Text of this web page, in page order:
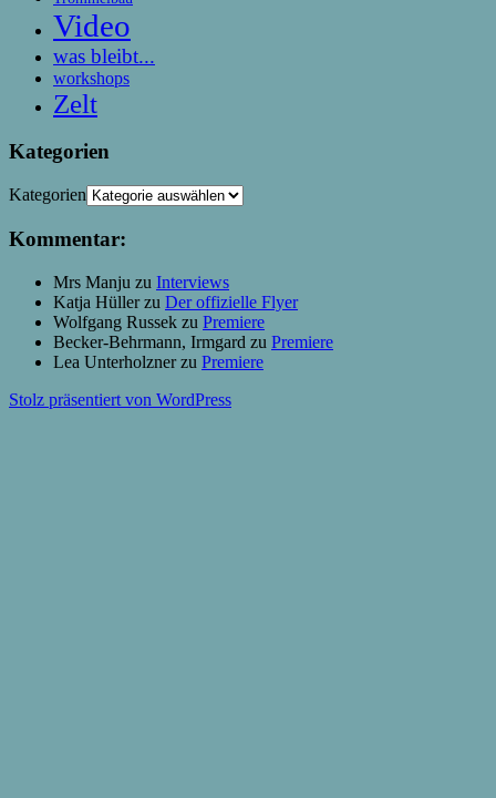
Video
was bleibt...
workshops
Zelt
Kategorien
Kategorien
Kommentar:
Mrs Manju zu Interviews
Katja Hüllerzu Der offizielle Flyer
Wolfgang Russek zu Premiere
Becker-Behrmann, Irmgard zu Premiere
Lea Unterholznerzu Premiere
Stolz präsentiert von WordPress